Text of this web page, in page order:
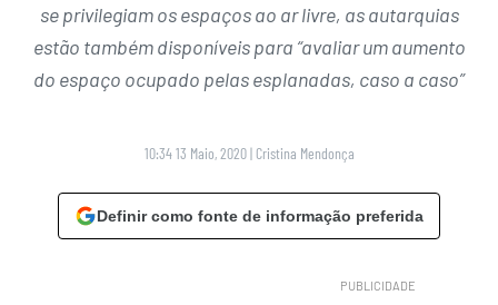
se privilegiam os espaços ao ar livre, as autarquias
estão também disponíveis para “avaliar um aumento
do espaço ocupado pelas esplanadas, caso a caso”
10:34 13 Maio, 2020 | Cristina Mendonça
Definir como fonte de informação preferida